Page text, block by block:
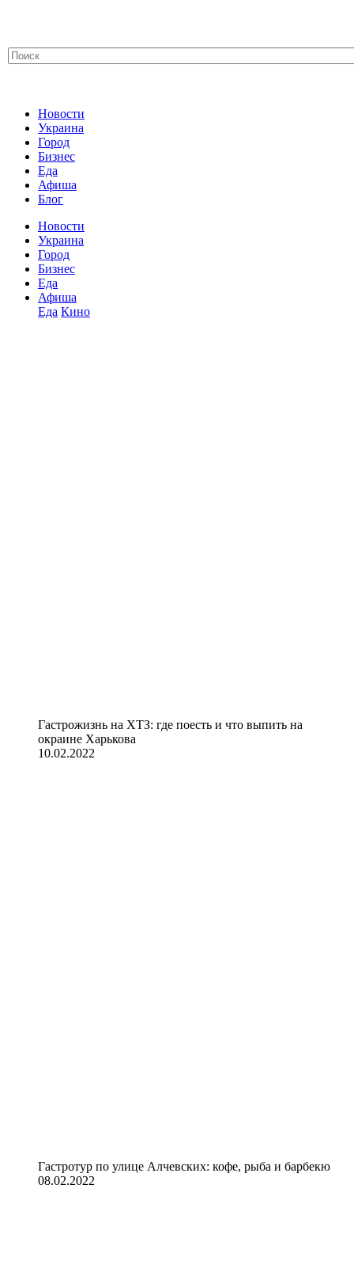
Новости
Украина
Город
Бизнес
Еда
Афиша
Блог
Новости
Украина
Город
Бизнес
Еда
Афиша
Еда Кино
Гастрожизнь на ХТЗ: где поесть и что выпить на
окраине Харькова
10.02.2022
Гастротур по улице Алчевских: кофе, рыба и барбекю
08.02.2022